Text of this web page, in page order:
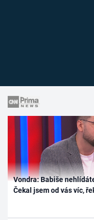
Vondra: Babiše
Čekal jsem od vás víc,